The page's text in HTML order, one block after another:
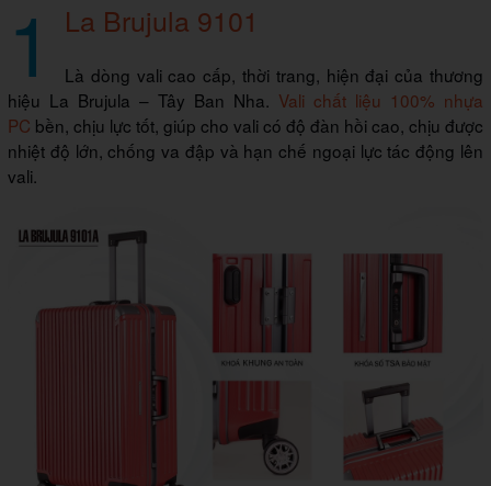
1 La Brujula 9101
Là dòng vali cao cấp, thời trang, hiện đại của thương
hiệu La Brujula – Tây Ban Nha. Vali chất liệu 100% nhựa
PC bền, chịu lực tốt, giúp cho vali có độ đàn hồi cao, chịu được
nhiệt độ lớn, chống va đập và hạn chế ngoại lực tác động lên
vali.